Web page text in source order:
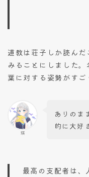
道教は荘子しか読ん
みることにしました
葉に対する姿勢がすご
瑛
ありのま
的に大好
最高の支配者は、